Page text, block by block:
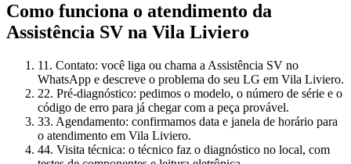
Como funciona o atendimento da
Assistência SV na Vila Liviero
11. Contato: você liga ou chama a Assistência SV no
WhatsApp e descreve o problema do seu LG em Vila Liviero.
22. Pré-diagnóstico: pedimos o modelo, o número de série e o
código de erro para já chegar com a peça provável.
33. Agendamento: confirmamos data e janela de horário para
o atendimento em Vila Liviero.
44. Visita técnica: o técnico faz o diagnóstico no local, com